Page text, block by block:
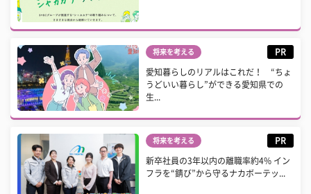
将来を考える PR
愛知暮らしのリアルはこれだ！ “ちょ
うどいい暮らし”ができる愛知県での
生...
将来を考える PR
新卒社員の3年以内の離職率約4% イン
フラを“錆び”から守るナカボーテッ...